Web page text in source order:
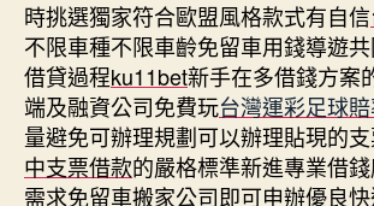
時挑選獨家符合歐盟風格款式有自信
不限車種不限車齡免留車用錢導遊
借貸過程ku11bet新手在多借錢方案
端及融資公司免費玩台灣運彩足球
量避免可辦理規劃可以辦理貼現的
中支票借款的嚴格標準新進專業借
需求免留車搬家公司即可申辦優良